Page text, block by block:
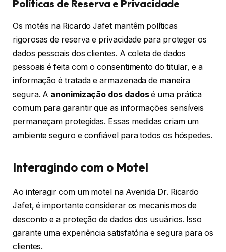
Políticas de Reserva e Privacidade
Os motéis na Ricardo Jafet mantêm políticas
rigorosas de reserva e privacidade para proteger os
dados pessoais dos clientes. A coleta de dados
pessoais é feita com o consentimento do titular, e a
informação é tratada e armazenada de maneira
segura. A anonimização dos dadosé uma prática
comum para garantir que as informações sensíveis
permaneçam protegidas. Essas medidas criam um
ambiente seguro e confiável para todos os hóspedes.
Interagindo com o Motel
Ao interagir com um motel na Avenida Dr. Ricardo
Jafet, é importante considerar os mecanismos de
desconto e a proteção de dados dos usuários. Isso
garante uma experiência satisfatória e segura para os
clientes.